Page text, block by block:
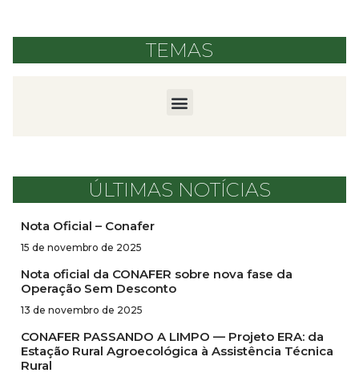
TEMAS
ÚLTIMAS NOTÍCIAS
Nota Oficial – Conafer
15 de novembro de 2025
Nota oficial da CONAFER sobre nova fase da
Operação Sem Desconto
13 de novembro de 2025
CONAFER PASSANDO A LIMPO — Projeto ERA: da
Estação Rural Agroecológica à Assistência Técnica
Rural